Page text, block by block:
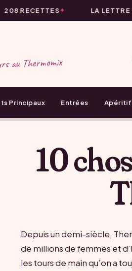
208 RECETTES LA LETTRE
au Thermomix
Principaux Entrées
10
Depuis un demi-siècle,
de millions de femmes et
les tours de main qu’on a